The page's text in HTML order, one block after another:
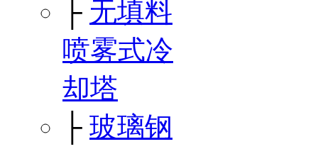
├ 无填料
喷雾式冷
却塔
├ 玻璃钢